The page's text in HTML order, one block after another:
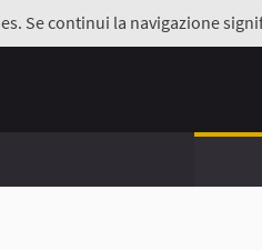
Se continui la navigazione